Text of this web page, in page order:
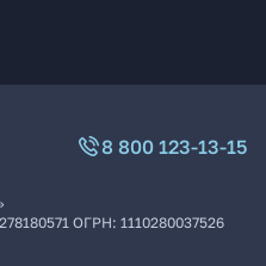
8 800 123-13-15
ОГРН: 1110280037526